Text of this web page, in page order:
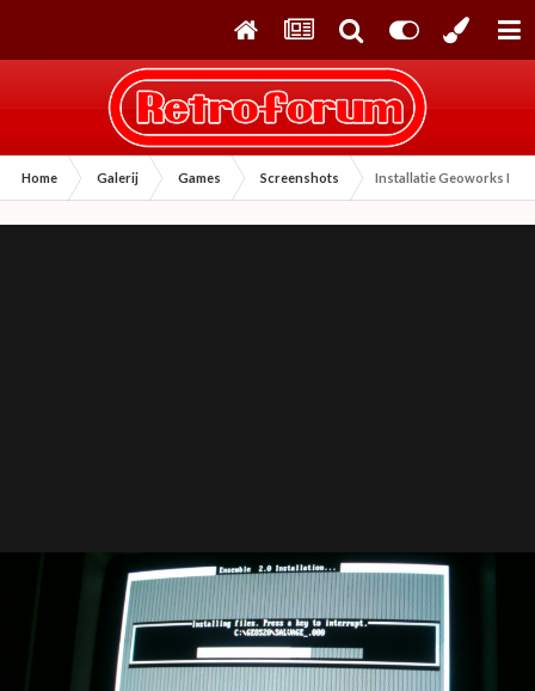
Home Galerij Games Screenshots Installatie Geoworks